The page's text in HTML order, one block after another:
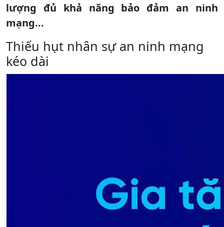
lượng đủ khả năng bảo đảm an ninh
mạng...
Thiếu hụt nhân sự an ninh mạng
kéo dài